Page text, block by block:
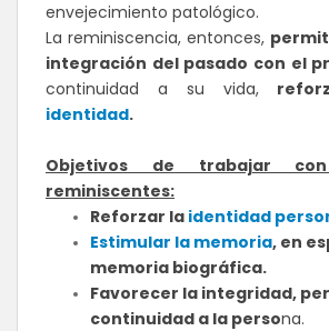
envejecimiento patológico.
La reminiscencia, entonces,
integración del pasado con el
continuidad a su vida,
identidad.
Objetivos de trabajar con
reminiscentes:
Reforzar la identidad
Estimular la memoria, en
memoria biográfica.
Favorecer la integridad,
continuidad a la persona.